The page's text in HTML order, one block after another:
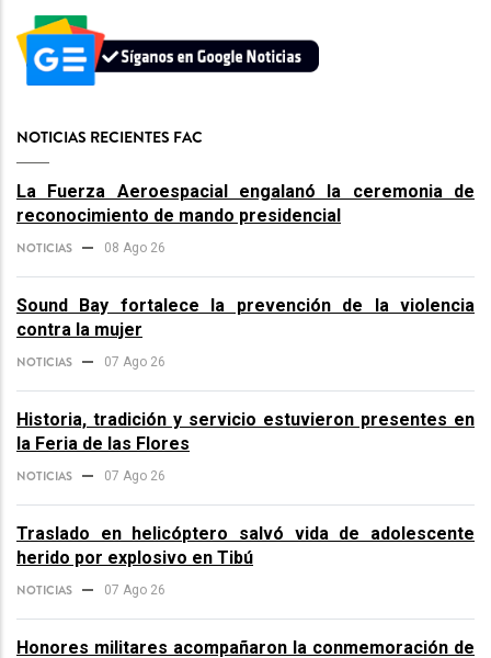
NOTICIAS RECIENTES FAC
La Fuerza Aeroespacial engalanó la ceremonia de
reconocimiento de mando presidencial
NOTICIAS 08 Ago 26
Sound Bay fortalece la prevención de la violencia
contra la mujer
NOTICIAS 07 Ago 26
Historia, tradición y servicio estuvieron presentes en
la Feria de las Flores
NOTICIAS 07 Ago 26
Traslado en helicóptero salvó vida de adolescente
herido por explosivo en Tibú
NOTICIAS 07 Ago 26
Honores militares acompañaron la conmemoración de